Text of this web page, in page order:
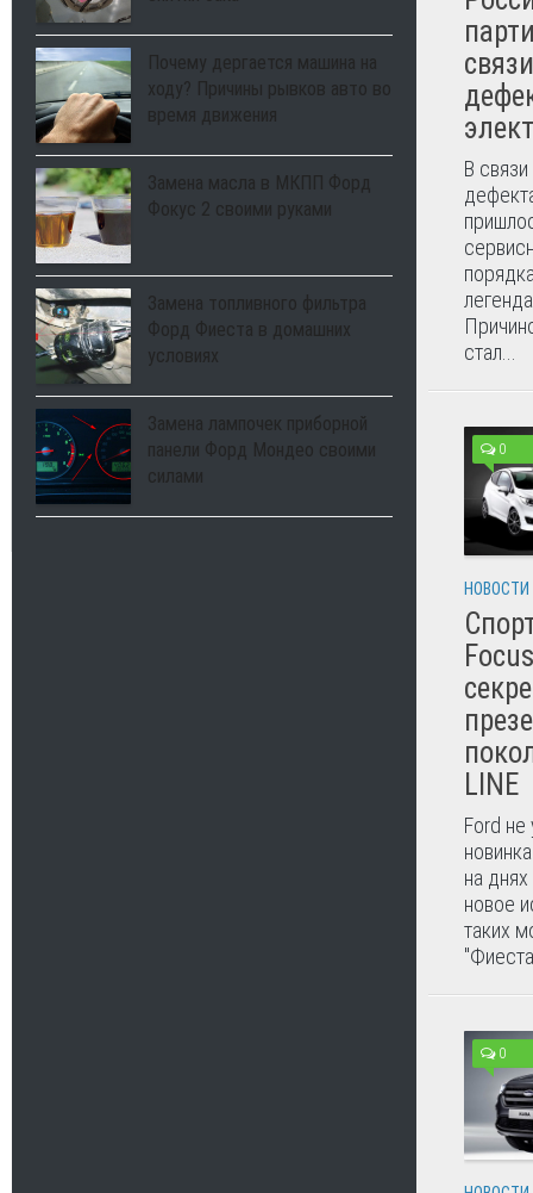
В
стал...
0
НОВОСТИ
LINE
Ford не
на
новое
таких
0
Почему дергается машина на
ходу? Причины рывков авто во
время движения
Замена масла в МКПП Форд
Фокус 2 своими руками
Замена топливного фильтра
Форд Фиеста в домашних
условиях
Замена лампочек приборной
панели Форд Мондео своими
силами